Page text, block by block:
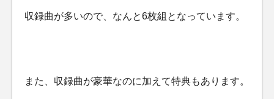
収録曲が多いので、なんと6枚組となっています。
また、収録曲が豪華なのに加えて特典もあります。